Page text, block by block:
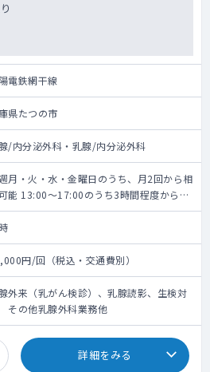
電鉄網干線
県たつの市
/内分泌外科・乳腺/内分泌外科
月・火・水・金曜日のうち、月2回から相
能 13:00～17:00のうち3時間程度から相
円/回（税込・交通費別）
外来（乳がん検診）、乳腺読影、生検対
その他乳腺外科業務他
詳細をみる